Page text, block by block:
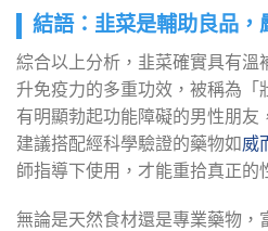
結語：韭菜是輔助良品，
綜合以上分析，韭菜確實具有溫
升免疫力的多重功效，被稱為「
有明顯勃起功能障礙的男性朋友
建議搭配經科學驗證的藥物如威
師指導下使用，才能重拾真正的
無論是天然食材還是專業藥物，